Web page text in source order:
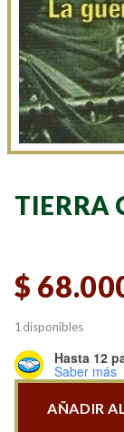
TIERRA
$
1 disponibles
Hasta 12
Saber más
AÑADIR